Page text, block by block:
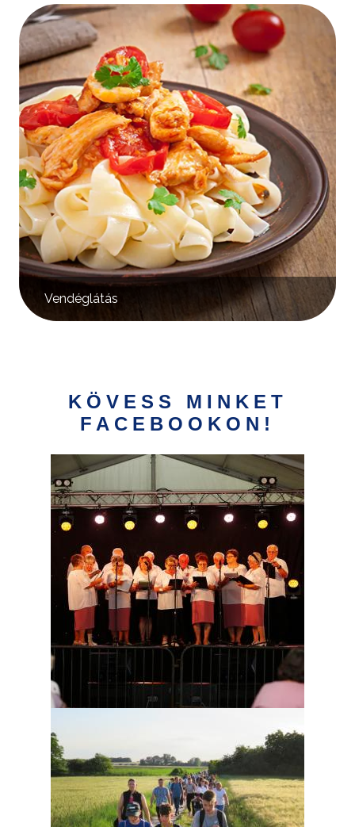
Vendéglátás
Kép
KÖVESS MINKET
FACEBOOKON!